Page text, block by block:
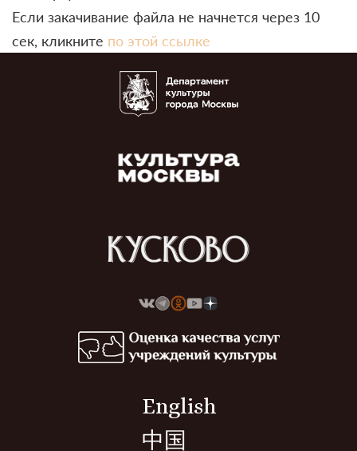
Если закачивание файла не начнется через 10
сек, кликните по этой ссылке
English
中国